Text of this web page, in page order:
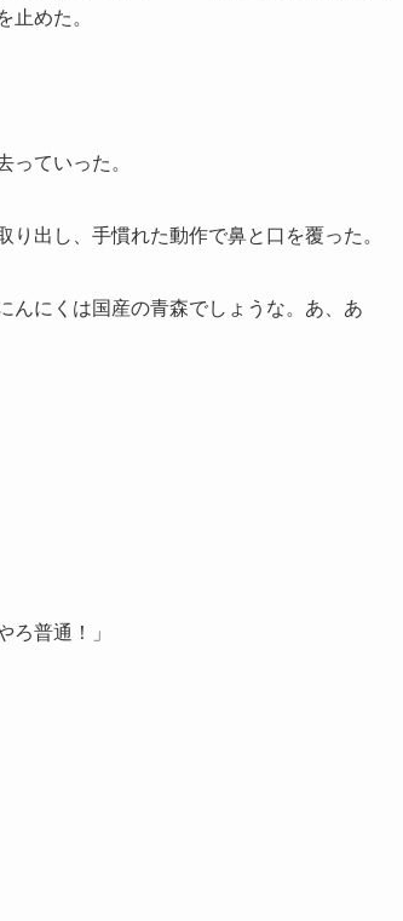
止めた。
っていった。
出し、手慣れた動作で鼻と口を覆った。
にくは国産の青森でしょうな。あ、あ
普通！」